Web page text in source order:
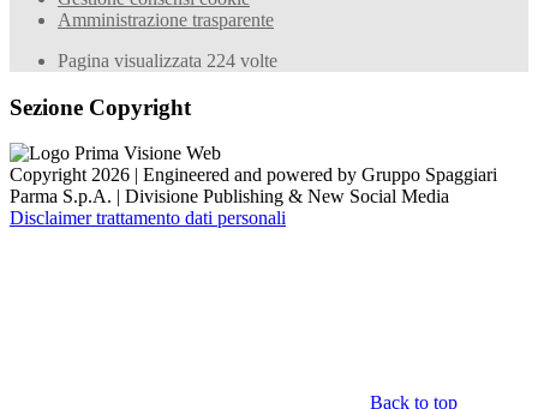
Amministrazione trasparente
Pagina visualizzata 224 volte
Sezione Copyright
Copyright 2026 | Engineered and powered by Gruppo Spaggiari
Parma S.p.A. | Divisione Publishing & New Social Media
Disclaimer trattamento dati personali
Back to top